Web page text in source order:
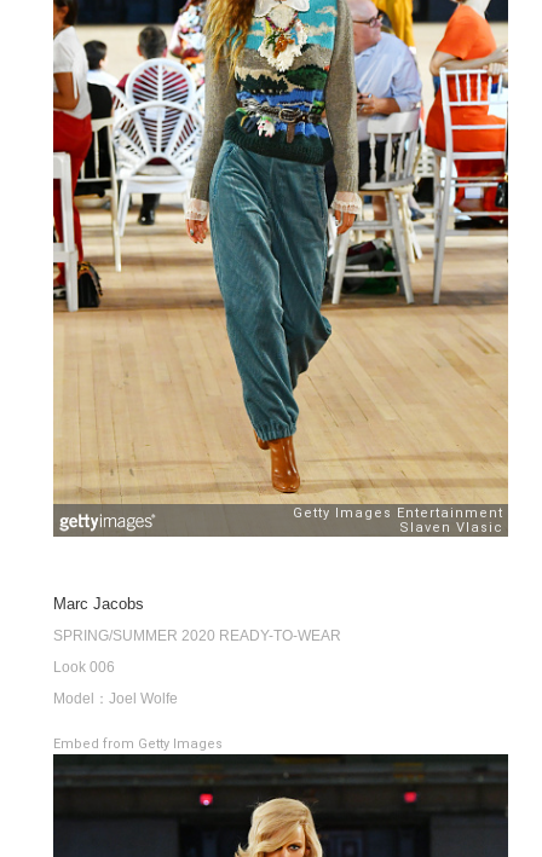
Marc Jacobs
SPRING/SUMMER 2020 READY-TO-WEAR
Look 006
Model：Joel Wolfe
Embed from Getty Images